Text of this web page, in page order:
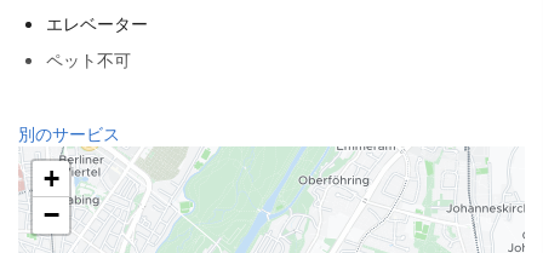
エレベーター
ペット不可
ウェルネス
スパ
トルコ式バス/スチームバス
サウナ
別のサービス
+
−